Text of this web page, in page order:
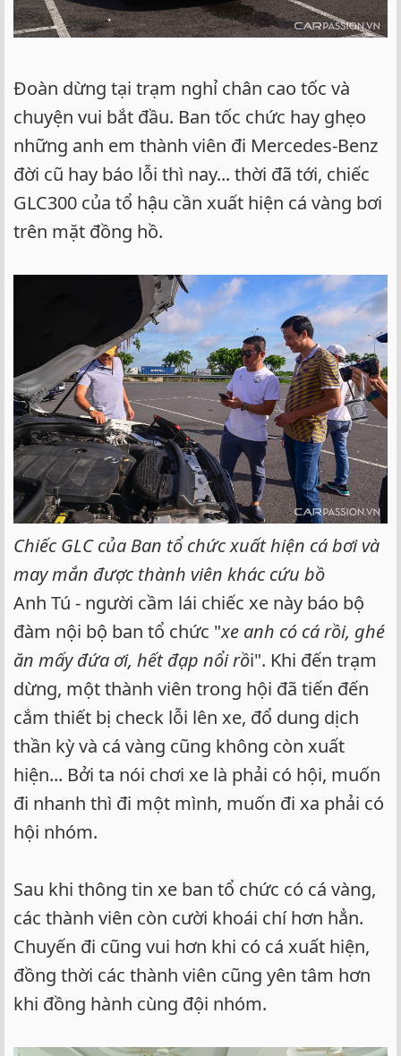
Đoàn dừng tại trạm nghỉ chân cao tốc và
chuyện vui bắt đầu. Ban tốc chức hay ghẹo
những anh em thành viên đi Mercedes-Benz
đời cũ hay báo lỗi thì nay... thời đã tới, chiếc
GLC300 của tổ hậu cần xuất hiện cá vàng bơi
trên mặt đồng hồ.
Chiếc GLC của Ban tổ chức xuất hiện cá bơi và
may mắn được thành viên khác cứu bồ
Anh Tú - người cầm lái chiếc xe này báo bộ
đàm nội bộ ban tổ chức "xe anh có cá rồi, ghé
ăn mấy đứa ơi, hết đạp nổi rồi". Khi đến trạm
dừng, một thành viên trong hội đã tiến đến
cắm thiết bị check lỗi lên xe, đổ dung dịch
thần kỳ và cá vàng cũng không còn xuất
hiện... Bởi ta nói chơi xe là phải có hội, muốn
đi nhanh thì đi một mình, muốn đi xa phải có
hội nhóm.
Sau khi thông tin xe ban tổ chức có cá vàng,
các thành viên còn cười khoái chí hơn hẳn.
Chuyến đi cũng vui hơn khi có cá xuất hiện,
đồng thời các thành viên cũng yên tâm hơn
khi đồng hành cùng đội nhóm.